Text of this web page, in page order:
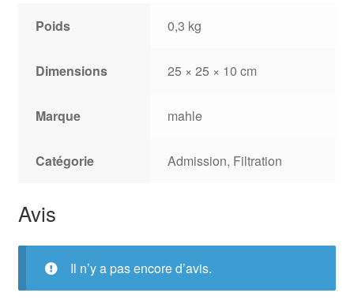
Poids 0,3 kg
Dimensions 25 × 25 × 10 cm
Marque mahle
Catégorie Admission, Filtration
Avis
Il n’y a pas encore d’avis.